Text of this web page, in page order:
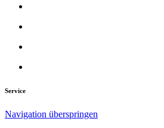
Service
Navigation überspringen